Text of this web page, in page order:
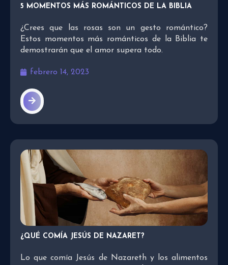
5 MOMENTOS MÁS ROMÁNTICOS DE LA BIBLIA
¿Crees que las rosas son un gesto romántico?
Estos momentos más románticos de la Biblia te
demostrarán que el amor supera todo.
febrero 14, 2023
¿QUÉ COMÍA JESÚS DE NAZARET?
Lo que comía Jesús de Nazareth y los alimentos